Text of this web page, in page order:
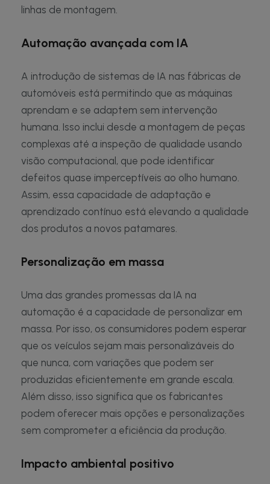
linhas de montagem.
Automação avançada com IA
A introdução de sistemas de IA nas fábricas de
automóveis está permitindo que as máquinas
aprendam e se adaptem sem intervenção
humana. Isso inclui desde a montagem de peças
complexas até a inspeção de qualidade usando
visão computacional, que pode identificar
defeitos quase imperceptíveis ao olho humano.
Assim, essa capacidade de adaptação e
aprendizado contínuo está elevando a qualidade
dos produtos a novos patamares.
Personalização em massa
Uma das grandes promessas da IA na
automação é a capacidade de personalizar em
massa. Por isso, os consumidores podem esperar
que os veículos sejam mais personalizáveis do
que nunca, com variações que podem ser
produzidas eficientemente em grande escala.
Além disso, isso significa que os fabricantes
podem oferecer mais opções e personalizações
sem comprometer a eficiência da produção.
Impacto ambiental positivo